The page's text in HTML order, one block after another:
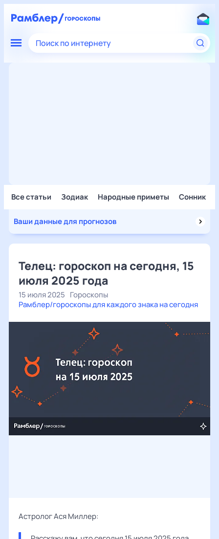
Поиск по интернету
Все статьи Зодиак Народные приметы Сонник
Ваши данные для прогнозов
Телец: гороскоп на сегодня, 15
июля 2025 года
15 июля 2025 Гороскопы
Рамблер/гороскопы для каждого знака на сегодня
Астролог Ася Миллер: